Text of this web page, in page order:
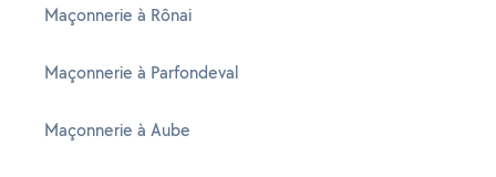
Maçonnerie à Rônai
Maçonnerie à Parfondeval
Maçonnerie à Aube